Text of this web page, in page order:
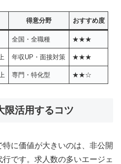
得意分野 おすすめ度
全国・全職種 ★★★
年収UP・面接対策 ★★★
専門・特化型 ★★☆
限活用するコツ
に価値が大きいのは、非公開
です。求人数の多いエージェ